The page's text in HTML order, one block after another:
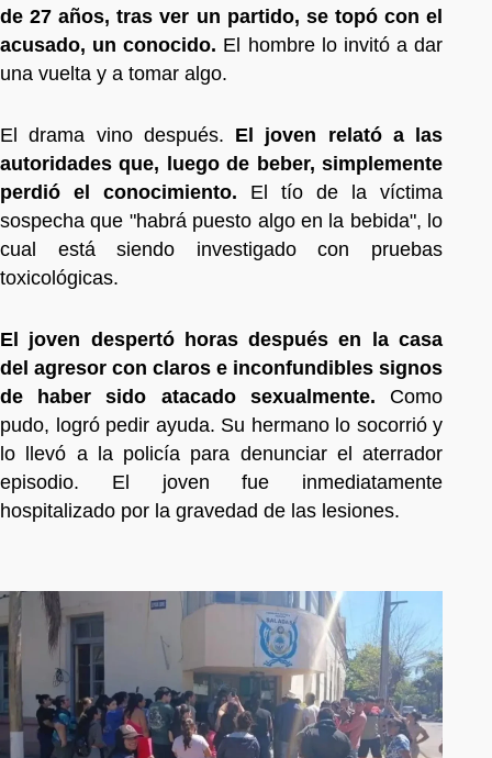
de 27 años, tras ver un partido, se topó con el
acusado, un conocido. El hombre lo invitó a dar
una vuelta y a tomar algo.
El drama vino después. El joven relató a las
autoridades que, luego de beber, simplemente
perdió el conocimiento. El tío de la víctima
sospecha que "habrá puesto algo en la bebida", lo
cual está siendo investigado con pruebas
toxicológicas.
El joven despertó horas después en la casa
del agresor con claros e inconfundibles signos
de haber sido atacado sexualmente. Como
pudo, logró pedir ayuda. Su hermano lo socorrió y
lo llevó a la policía para denunciar el aterrador
episodio. El joven fue inmediatamente
hospitalizado por la gravedad de las lesiones.